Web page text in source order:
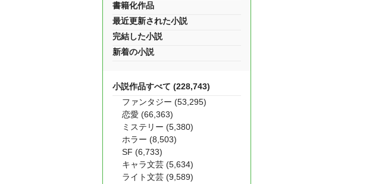
書籍化作品
最近更新された小説
完結した小説
新着の小説
小説作品すべて (228,743)
ファンタジー (53,295)
恋愛 (66,363)
ミステリー (5,380)
ホラー (8,503)
SF (6,733)
キャラ文芸 (5,634)
ライト文芸 (9,589)